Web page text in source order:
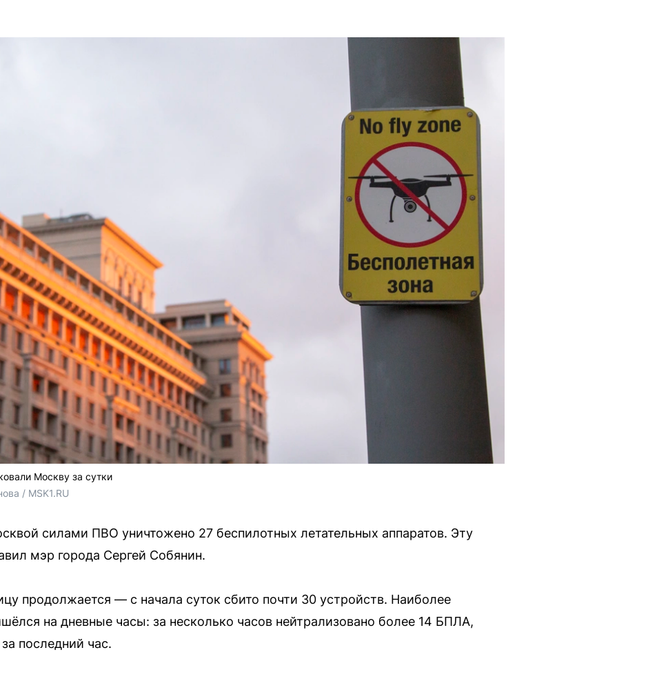
Москву за сутки
/ MSK1.RU
силами ПВО уничтожено 27 беспилотных летательных аппаратов. Эту
мэр города Сергей Собянин.
продолжается — с начала суток сбито почти 30 устройств. Наиболее
на дневные часы: за несколько часов нейтрализовано более 14 БПЛА,
последний час.